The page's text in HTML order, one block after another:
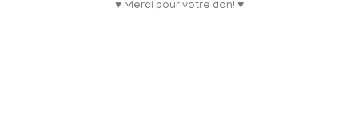
♥ Merci pour votre don! ♥